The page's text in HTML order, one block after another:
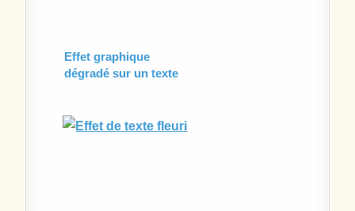
Effet graphique
dégradé sur un texte